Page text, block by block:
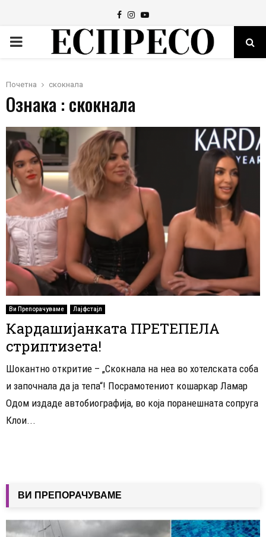
Facebook
Instagram
Youtube
PRIMARY
Почетна скокнала
Ознака : скокнала
Ви Препорачуваме Лајфстајл
Кардашијанката ПРЕТЕПЕЛА
стриптизета!
Шокантно откритие – „Скокнала на неа во хотелската соба
и започнала да ја тепа“! Посрамотениот кошаркар Ламар
Одом издаде автобиографија, во која поранешната сопруга
Клои...
ВИ ПРЕПОРАЧУВАМЕ